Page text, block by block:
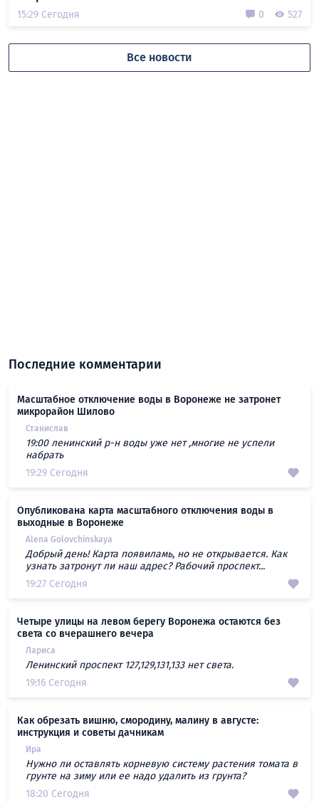
15:29 Сегодня 0 527
Все новости
Последние комментарии
Масштабное отключение воды в Воронеже не затронет
микрорайон Шилово
Станислав
19:00 ленинский р-н воды уже нет ,многие не успели
набрать
19:29 Сегодня
Опубликована карта масштабного отключения воды в
выходные в Воронеже
Alena Golovchinskaya
Добрый день! Карта появиламь, но не открывается. Как
узнать затронут ли наш адрес? Рабочий проспект...
19:27 Сегодня
Четыре улицы на левом берегу Воронежа остаются без
света со вчерашнего вечера
Лариса
Ленинский проспект 127,129,131,133 нет света.
19:16 Сегодня
Как обрезать вишню, смородину, малину в августе:
инструкция и советы дачникам
Ира
Нужно ли оставлять корневую систему растения томата в
грунте на зиму или ее надо удалить из грунта?
18:20 Сегодня